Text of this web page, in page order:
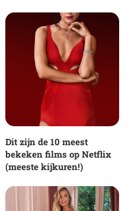
Dit zijn de 10 meest
bekeken films op Netflix
(meeste kijkuren!)